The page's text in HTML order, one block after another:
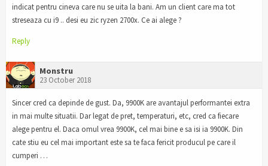
indicat pentru cineva care nu se uita la bani. Am un client care ma tot
streseaza cu i9 .. desi eu zic ryzen 2700x. Ce ai alege ?
Reply
Monstru
23 October 2018
Sincer cred ca depinde de gust. Da, 9900K are avantajul performantei extra
in mai multe situatii. Dar legat de pret, temperaturi, etc, cred ca fiecare
alege pentru el. Daca omul vrea 9900K, cel mai bine e sa isi ia 9900K. Din
cate stiu eu cel mai important este sa te faca fericit producul pe care il
cumperi …